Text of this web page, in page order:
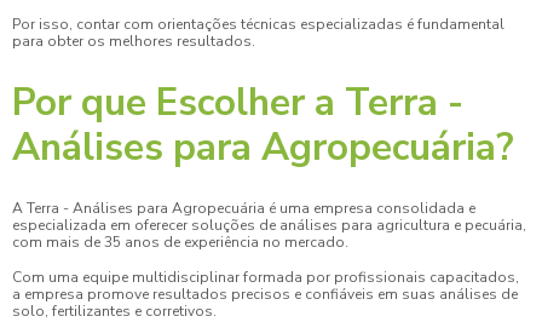
Por isso, contar com orientações técnicas especializadas é fundamental
para obter os melhores resultados.
Por que Escolher a Terra -
Análises para Agropecuária?
A Terra - Análises para Agropecuária é uma empresa consolidada e
especializada em oferecer soluções de análises para agricultura e pecuária,
com mais de 35 anos de experiência no mercado.
Com uma equipe multidisciplinar formada por profissionais capacitados,
a empresa promove resultados precisos e confiáveis em suas análises de
solo, fertilizantes e corretivos.